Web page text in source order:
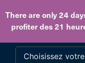
There are only 24
profiter des 21